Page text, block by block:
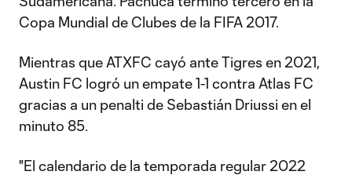
Copa Mundial de Clubes de la FIFA 2017.
Mientras que ATXFC cayó ante Tigres en 2021,
Austin FC logró un empate 1-1 contra Atlas FC
gracias a un penalti de Sebastián Driussi en el
minuto 85.
"El calendario de la temporada regular 2022